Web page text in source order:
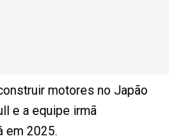
motores no Japão
e a equipe irmã
em 2025.